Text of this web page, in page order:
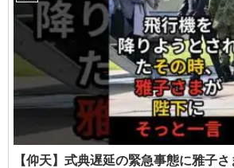
【仰天】式典遅延の緊急事態に雅子